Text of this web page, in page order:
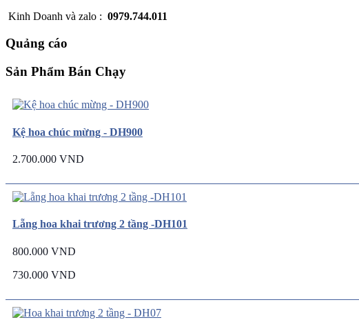
Kinh Doanh và zalo : 0979.744.011
Quảng cáo
Sản Phẩm Bán Chạy
Kệ hoa chúc mừng - DH900
2.700.000 VND
Lẵng hoa khai trương 2 tầng -DH101
800.000 VND
730.000 VND